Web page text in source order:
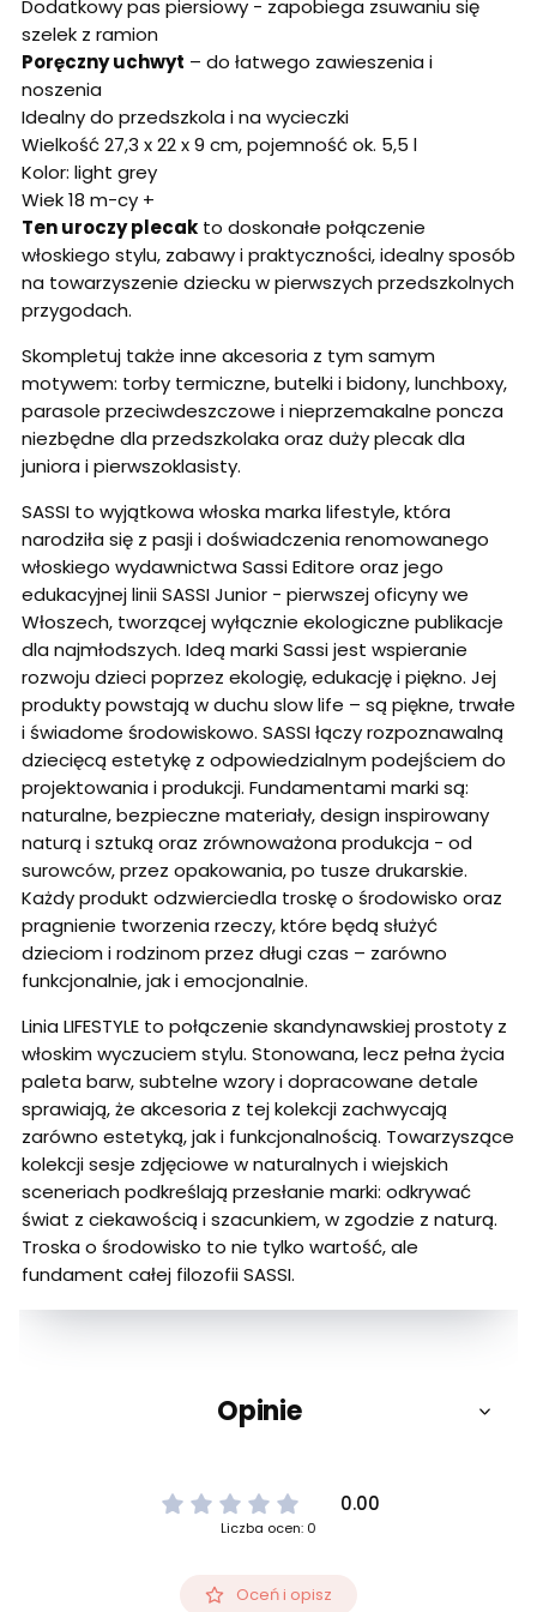
Dodatkowy pas piersiowy - zapobiega zsuwaniu się
szelek z ramion
Poręczny uchwyt – do łatwego zawieszenia i
noszenia
Idealny do przedszkola i na wycieczki
Wielkość 27,3 x 22 x 9 cm, pojemność ok. 5,5 l
Kolor: light grey
Wiek 18 m-cy +
Ten uroczy plecak to doskonałe połączenie
włoskiego stylu, zabawy i praktyczności, idealny sposób
na towarzyszenie dziecku w pierwszych przedszkolnych
przygodach.
Skompletuj także inne akcesoria z tym samym
motywem: torby termiczne, butelki i bidony, lunchboxy,
parasole przeciwdeszczowe i nieprzemakalne poncza
niezbędne dla przedszkolaka oraz duży plecak dla
juniora i pierwszoklasisty.
SASSI to wyjątkowa włoska marka lifestyle, która
narodziła się z pasji i doświadczenia renomowanego
włoskiego wydawnictwa Sassi Editore oraz jego
edukacyjnej linii SASSI Junior - pierwszej oficyny we
Włoszech, tworzącej wyłącznie ekologiczne publikacje
dla najmłodszych. Ideą marki Sassi jest wspieranie
rozwoju dzieci poprzez ekologię, edukację i piękno. Jej
produkty powstają w duchu slow life – są piękne, trwałe
i świadome środowiskowo. SASSI łączy rozpoznawalną
dziecięcą estetykę z odpowiedzialnym podejściem do
projektowania i produkcji. Fundamentami marki są:
naturalne, bezpieczne materiały, design inspirowany
naturą i sztuką oraz zrównoważona produkcja - od
surowców, przez opakowania, po tusze drukarskie.
Każdy produkt odzwierciedla troskę o środowisko oraz
pragnienie tworzenia rzeczy, które będą służyć
dzieciom i rodzinom przez długi czas – zarówno
funkcjonalnie, jak i emocjonalnie.
Linia LIFESTYLE to połączenie skandynawskiej prostoty z
włoskim wyczuciem stylu. Stonowana, lecz pełna życia
paleta barw, subtelne wzory i dopracowane detale
sprawiają, że akcesoria z tej kolekcji zachwycają
zarówno estetyką, jak i funkcjonalnością. Towarzyszące
kolekcji sesje zdjęciowe w naturalnych i wiejskich
sceneriach podkreślają przesłanie marki: odkrywać
świat z ciekawością i szacunkiem, w zgodzie z naturą.
Troska o środowisko to nie tylko wartość, ale
fundament całej filozofii SASSI.
Opinie
0.00
Liczba ocen: 0
Oceń i opisz